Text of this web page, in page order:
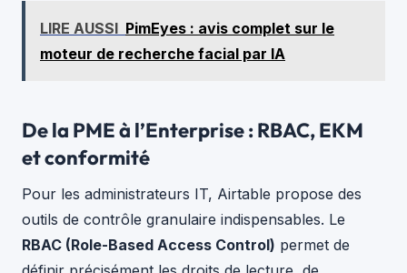
LIRE AUSSI PimEyes : avis complet sur le
moteur de recherche facial par IA
De la PME à l’Enterprise : RBAC, EKM
et conformité
Pour les administrateurs IT, Airtable propose des
outils de contrôle granulaire indispensables. Le
RBAC (Role-Based Access Control) permet de